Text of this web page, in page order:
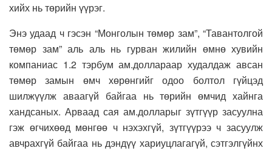
хийх нь төрийн үүрэг.
Энэ удаад ч гэсэн “Монголын төмөр зам”, “Тавантолгой
төмөр зам” аль аль нь гурван жилийн өмнө хувийн
компаниас 1.2 тэрбум ам.доллараар худалдаж авсан
төмөр замын өмч хөрөнгийг одоо болтол гүйцэд
шилжүүлж аваагүй байгаа нь төрийн өмчид хайнга
хандсаных. Арваад сая ам.долларыг зүтгүүр засуулна
гэж өгчихөөд мөнгөө ч нэхэхгүй, зүтгүүрээ ч засуулж
авчрахгүй байгаа нь дэндүү хариуцлагагүй, сэтгэлгүйнх